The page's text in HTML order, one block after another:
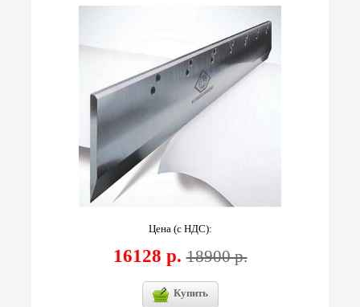
Цена (с НДС):
16128 р.18900 р.
Купить